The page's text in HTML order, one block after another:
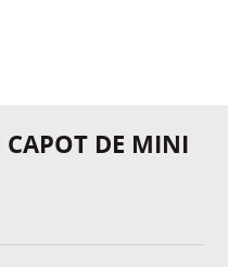
CAPOT DE MINI